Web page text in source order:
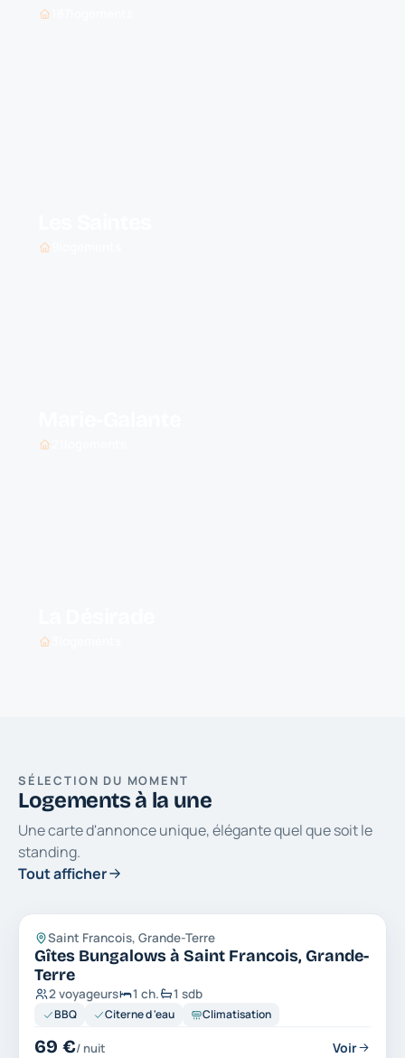
SÉLECTION DU MOMENT
Logements à la une
Une carte d'annonce unique, élégante quel que soit le
standing.
Tout afficher
Gîtes Bungalows Nouveau
Saint Francois, Grande-Terre
Gîtes Bungalows à Saint Francois, Grande-
Terre
2 voyageurs 1 ch. 1 sdb
BBQ Citerne d 'eau Climatisation
69 €/ nuit Voir